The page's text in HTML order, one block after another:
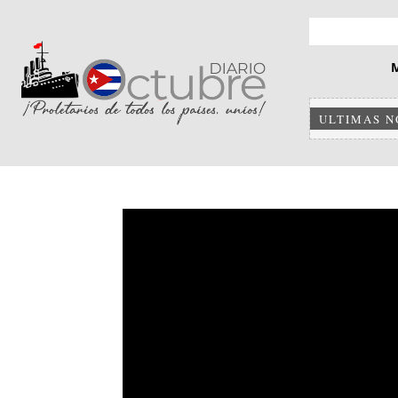
ULTIMAS